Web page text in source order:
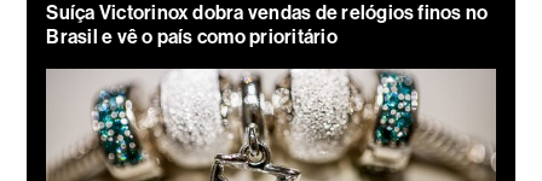
Suíça Victorinox dobra vendas de relógios finos no
Brasil e vê o país como prioritário